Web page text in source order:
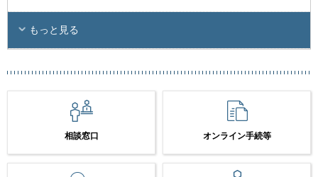
もっと見る
相談窓口 オンライン手続等